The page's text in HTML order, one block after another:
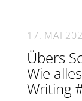
17. MAI
Übers
Wie
Writing